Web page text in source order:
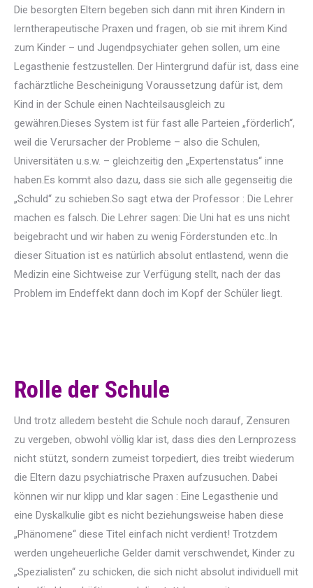
Die besorgten Eltern begeben sich dann mit ihren Kindern in
lerntherapeutische Praxen und fragen, ob sie mit ihrem Kind
zum Kinder – und Jugendpsychiater gehen sollen, um eine
Legasthenie festzustellen. Der Hintergrund dafür ist, dass eine
fachärztliche Bescheinigung Voraussetzung dafür ist, dem
Kind in der Schule einen Nachteilsausgleich zu
gewähren.Dieses System ist für fast alle Parteien „förderlich“,
weil die Verursacher der Probleme – also die Schulen,
Universitäten u.s.w. – gleichzeitig den „Expertenstatus“ inne
haben.Es kommt also dazu, dass sie sich alle gegenseitig die
„Schuld“ zu schieben.So sagt etwa der Professor : Die Lehrer
machen es falsch. Die Lehrer sagen: Die Uni hat es uns nicht
beigebracht und wir haben zu wenig Förderstunden etc..In
dieser Situation ist es natürlich absolut entlastend, wenn die
Medizin eine Sichtweise zur Verfügung stellt, nach der das
Problem im Endeffekt dann doch im Kopf der Schüler liegt.
Rolle der Schule
Und trotz alledem besteht die Schule noch darauf, Zensuren
zu vergeben, obwohl völlig klar ist, dass dies den Lernprozess
nicht stützt, sondern zumeist torpediert, dies treibt wiederum
die Eltern dazu psychiatrische Praxen aufzusuchen. Dabei
können wir nur klipp und klar sagen : Eine Legasthenie und
eine Dyskalkulie gibt es nicht beziehungsweise haben diese
„Phänomene“ diese Titel einfach nicht verdient! Trotzdem
werden ungeheuerliche Gelder damit verschwendet, Kinder zu
„Spezialisten“ zu schicken, die sich nicht absolut individuell mit